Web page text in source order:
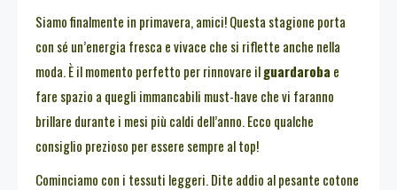
Siamo finalmente in primavera, amici! Questa stagione porta
con sé un’energia fresca e vivace che si riflette anche nella
moda. È il momento perfetto per rinnovare ilguardaroba e
fare spazio a quegli immancabili must-have che vi faranno
brillare durante i mesi più caldi dell’anno. Ecco qualche
consiglio prezioso per essere sempre al top!
Cominciamo con i tessuti leggeri. Dite addio al pesante cotone